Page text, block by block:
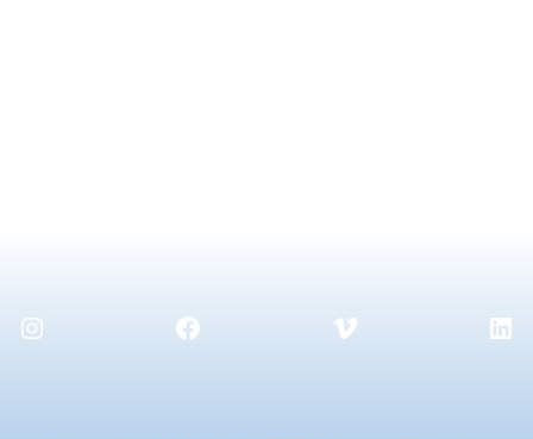
Instagram Facebook Vimeo